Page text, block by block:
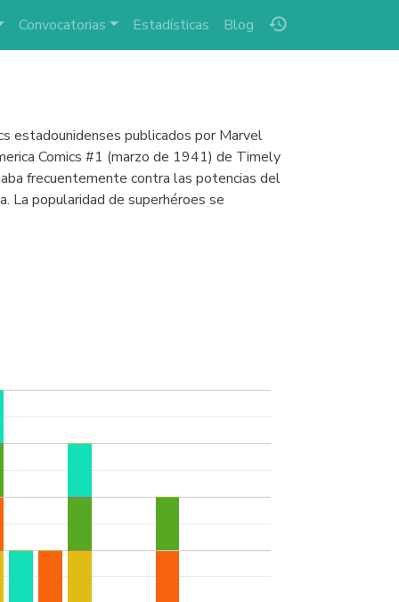
history
Convocatorias Estadísticas Blog
estadounidenses publicados por Marvel
Comics #1 (marzo de 1941) de Timely
frecuentemente contra las potencias del
La popularidad de superhéroes se